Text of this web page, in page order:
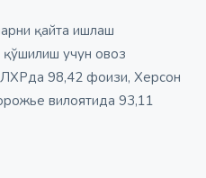
қайта ишлаш
қўшилиш учун овоз
98,42 фоизи, Херсон
вилоятида 93,11